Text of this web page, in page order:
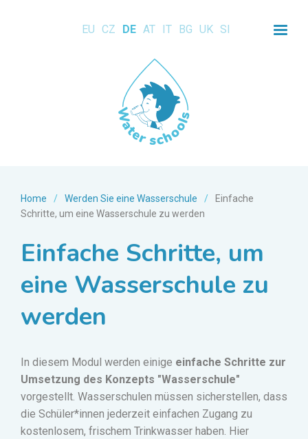
EU CZ DE AT IT BG UK SI
Home / Werden Sie eine Wasserschule /
Einfache
Schritte, um eine Wasserschule zu werden
Einfache Schritte, um
eine Wasserschule zu
werden
In diesem Modul werden einige einfache Schritte zur
Umsetzung des Konzepts "Wasserschule"
vorgestellt. Wasserschulen müssen sicherstellen, dass
die Schüler*innen jederzeit einfachen Zugang zu
kostenlosem, frischem Trinkwasser haben. Hier